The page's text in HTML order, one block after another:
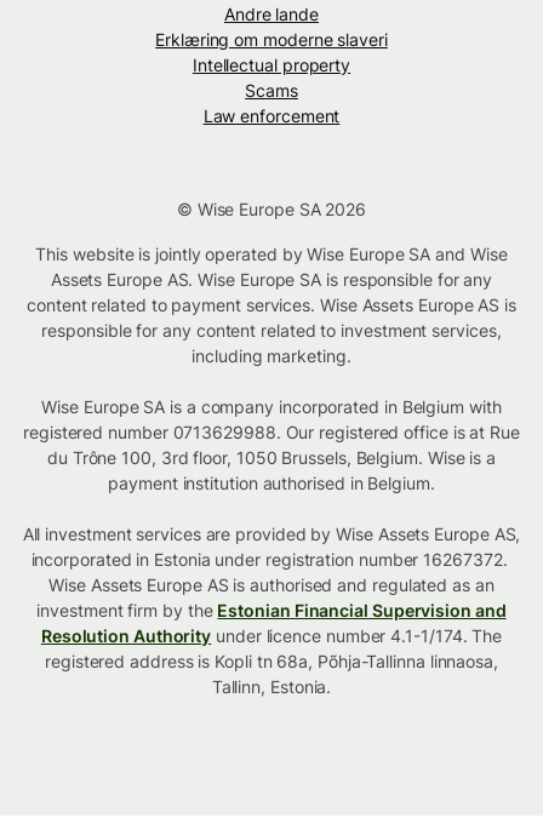
Andre lande
Erklæring om moderne slaveri
Intellectual property
Scams
Law enforcement
© Wise Europe SA 2026
This website is jointly operated by Wise Europe SA and Wise
Assets Europe AS. Wise Europe SA is responsible for any
content related to payment services. Wise Assets Europe AS is
responsible for any content related to investment services,
including marketing.
Wise Europe SA is a company incorporated in Belgium with
registered number 0713629988. Our registered office is at Rue
du Trône 100, 3rd floor, 1050 Brussels, Belgium. Wise is a
payment institution authorised in Belgium.
All investment services are provided by Wise Assets Europe AS,
incorporated in Estonia under registration number 16267372.
Wise Assets Europe AS is authorised and regulated as an
investment firm by the Estonian Financial Supervision and
Resolution Authority under licence number 4.1-1/174. The
registered address is Kopli tn 68a, Põhja-Tallinna linnaosa,
Tallinn, Estonia.